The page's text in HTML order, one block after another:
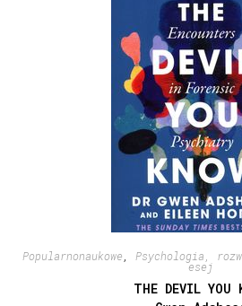
Popularnonaukowe, Psychologia,
esej
THE DEVIL YOU